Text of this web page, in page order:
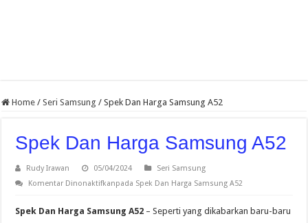
Home / Seri Samsung / Spek Dan Harga Samsung A52
Spek Dan Harga Samsung A52
Rudy Irawan 05/04/2024
Seri Samsung
Komentar Dinonaktifkanpada Spek Dan Harga Samsung A52
Spek Dan Harga Samsung A52 – Seperti yang dikabarkan baru-baru